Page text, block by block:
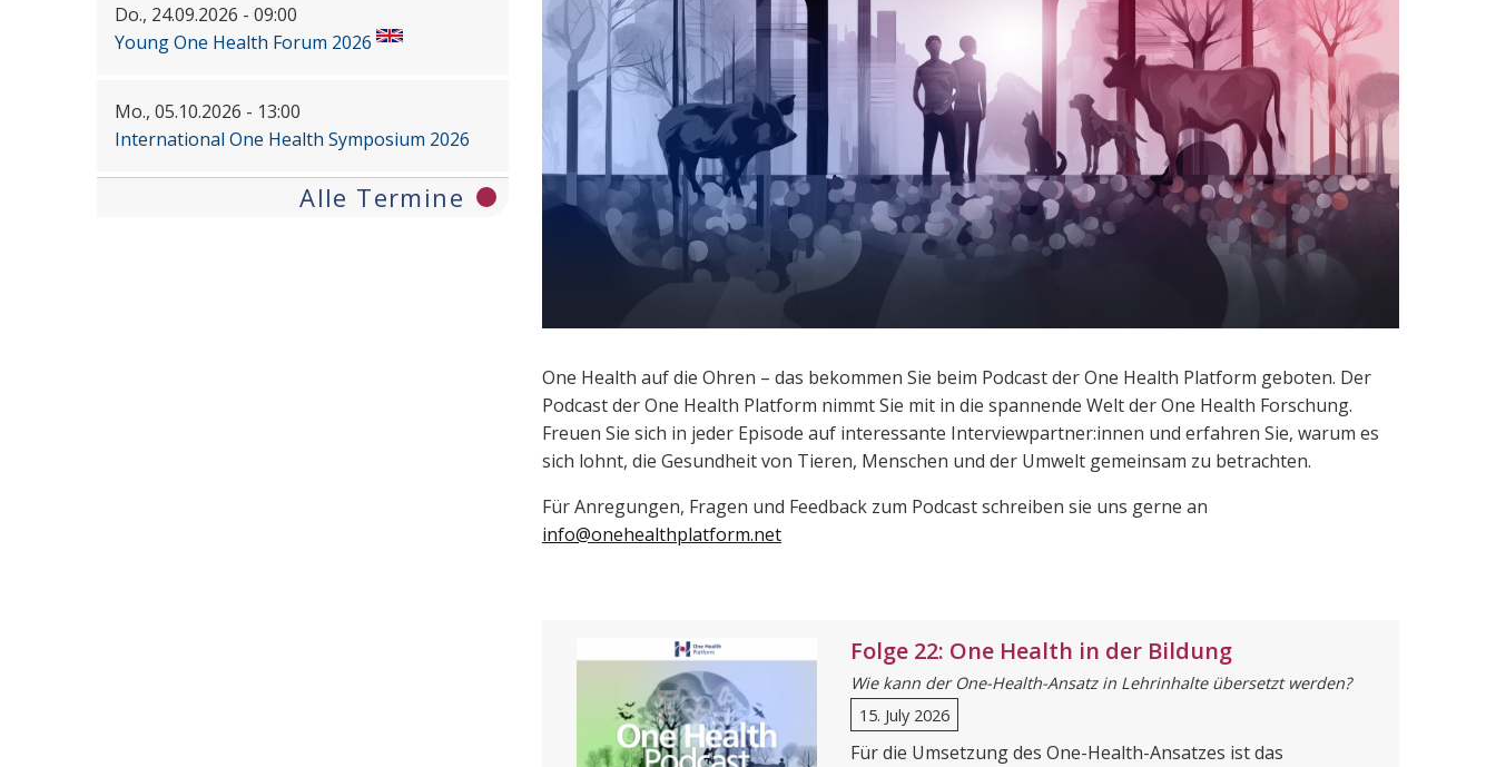
One Health auf die Ohren – das bekommen Sie beim Podcast der One Health Platform geboten. Der
Podcast der One Health Platform nimmt Sie mit in die spannende Welt der One Health Forschung.
Freuen Sie sich in jeder Episode auf interessante Interviewpartner:innen und erfahren Sie, warum es
sich lohnt, die Gesundheit von Tieren, Menschen und der Umwelt gemeinsam zu betrachten.
Für Anregungen, Fragen und Feedback zum Podcast schreiben sie uns gerne an
info@onehealthplatform.net
Folge 22: One Health in der Bildung
Wie kann der One-Health-Ansatz in Lehrinhalte übersetzt werden?
15. July 2026
Für die Umsetzung des One-Health-Ansatzes ist das
Do., 24.09.2026 - 09:00
Young One Health Forum 2026
Mo., 05.10.2026 - 13:00
International One Health Symposium 2026
Alle Termine